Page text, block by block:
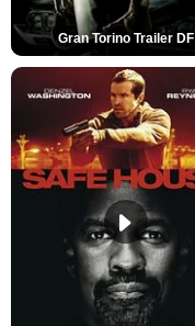
Gran Torino Trailer DF